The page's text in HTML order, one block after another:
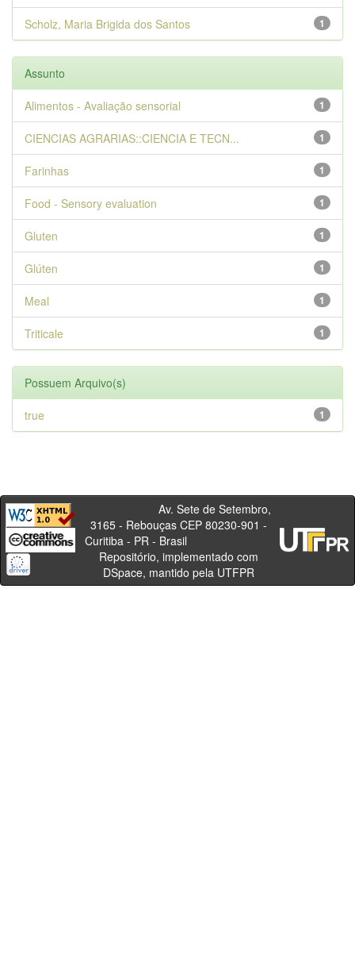
1
Scholz, Maria Brigida dos Santos
Assunto
1
Alimentos - Avaliação sensorial
1
CIENCIAS AGRARIAS::CIENCIA E TECN...
1
Farinhas
1
Food - Sensory evaluation
1
Gluten
1
Glúten
1
Meal
1
Triticale
Possuem Arquivo(s)
1
true
Av. Sete de Setembro,
3165 - Rebouças CEP 80230-901 -
Curitiba - PR - Brasil
Repositório, implementado com
DSpace, mantido pela UTFPR